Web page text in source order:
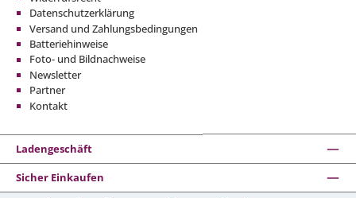
Datenschutzerklärung
Versand und Zahlungsbedingungen
Batteriehinweise
Foto- und Bildnachweise
Newsletter
Partner
Kontakt
Ladengeschäft
Sicher Einkaufen